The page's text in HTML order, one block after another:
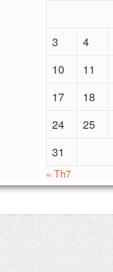
3
4
10
11
17
18
24
25
31
« Th7